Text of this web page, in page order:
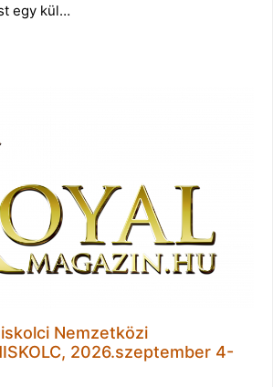
egy kül…
Nemzetközi
2026.szeptember 4-